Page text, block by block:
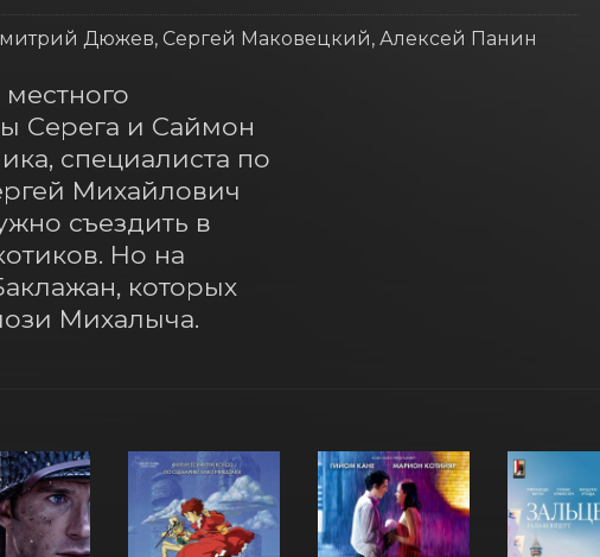
Дюжев, Сергей Маковецкий, Алексей Панин
Серега и Саймон
специалиста по
Михайлович
съездить в
Но на
которых
Михалыча.